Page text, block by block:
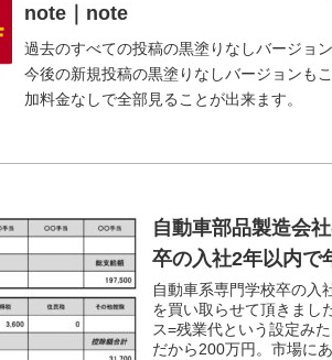
note｜note
過去のすべての投稿の黒塗りなしバージョ
今後の新規投稿の黒塗りなしバージョンも
加料金なしで全部見ることが出来ます。
自動車部品製造会
卒の入社2年以内で
自動車系専門学校卒の入
を買い取らせて頂きまし
ス=残業代という設定み
だから200万円。市場に